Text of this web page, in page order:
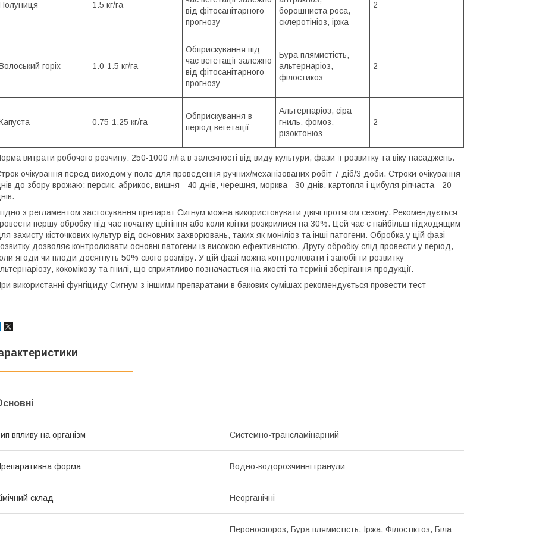
1.5 кг/га
від фітосанітарного
прогнозу
борошниста роса,
склеротініоз, іржа
2
горіх 1.0-1.5 кг/га
Обприскування під
час вегетації залежно
від фітосанітарного
прогнозу
Бура плямистість,
альтернаріоз,
філостикоз
2
0.75-1.25 кг/га
Обприскування в
період вегетації
Альтернаріоз, сіра
гниль, фомоз,
різоктоніоз
2
витрати робочого розчину: 250-1000 л/га в залежності від виду культури, фази її розвитку та віку насаджень.
очікування перед виходом у поле для проведення ручних/механізованих робіт 7 діб/3 доби. Строки очікування
до збору врожаю: персик, абрикос, вишня - 40 днів, черешня, морква - 30 днів, картопля і цибуля ріпчаста - 20
з регламентом застосування препарат Сигнум можна використовувати двічі протягом сезону. Рекомендується
першу обробку під час початку цвітіння або коли квітки розкрилися на 30%. Цей час є найбільш підходящим
захисту кісточкових культур від основних захворювань, таких як моніліоз та інші патогени. Обробка у цій фазі
дозволяє контролювати основні патогени із високою ефективністю. Другу обробку слід провести у період,
ягоди чи плоди досягнуть 50% свого розміру. У цій фазі можна контролювати і запобігти розвитку
кокомікозу та гнилі, що сприятливо позначається на якості та терміні зберігання продукції.
використанні фунгіциду Сигнум з іншими препаратами в бакових сумішах рекомендується провести тест
впливу на організм Системно-трансламінарний
форма Водно-водорозчинні гранули
склад Неорганічні
Пероноспороз, Бура плямистість, Іржа, Філостіктоз, Біла